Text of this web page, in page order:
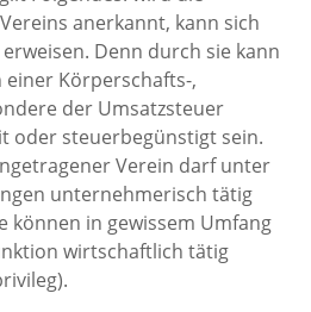
anerkannt, kann sich
Denn durch sie kann
Körperschafts-,
der Umsatzsteuer
oder steuerbegünstigt sein.
Verein darf unter
unternehmerisch tätig
können in gewissem Umfang
wirtschaftlich tätig